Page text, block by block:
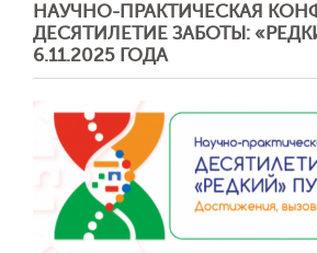
НАУЧНО-ПРАКТИЧЕСКАЯ
ДЕСЯТИЛЕТИЕ ЗАБОТЫ:
6.11.2025 ГОДА